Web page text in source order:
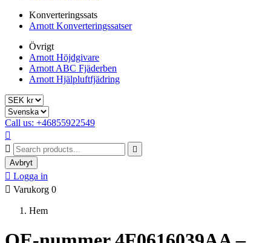
Konverteringssats
Arnott Konverteringssatser
Övrigt
Arnott Höjdgivare
Arnott ABC Fjäderben
Arnott Hjälpluftfjädring
Call us: +46855922549



Avbryt
 Logga in
 Varukorg 0
Hem